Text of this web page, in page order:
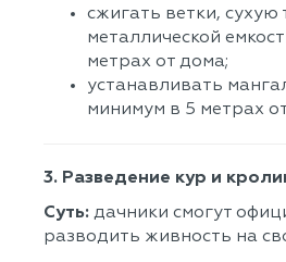
сжигать ветки, сухую
металлической
метрах от дома;
устанавливать
минимум в 5 метрах
3. Разведение кур и
Суть: дачники смогут
разводить живность на